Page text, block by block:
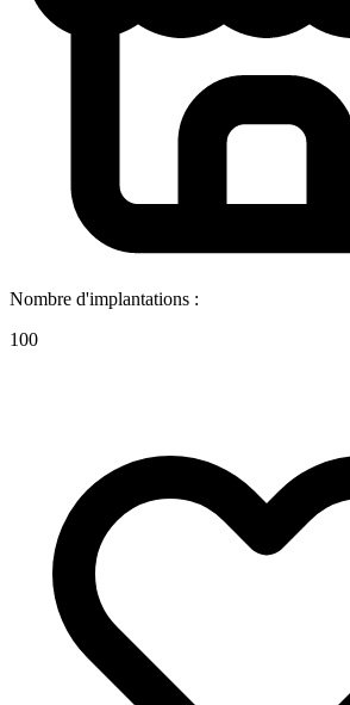
Nombre d'implantations :
100